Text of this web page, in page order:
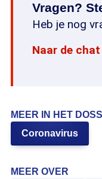
Vragen?
Heb je nog
Naar de chat
MEER IN HET
Coronavirus
MEER OVER